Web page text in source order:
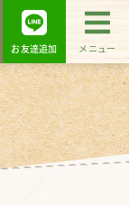
お友達追加 メニュー